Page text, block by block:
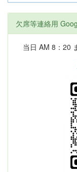
欠席等連絡用
当日 AM 8：20